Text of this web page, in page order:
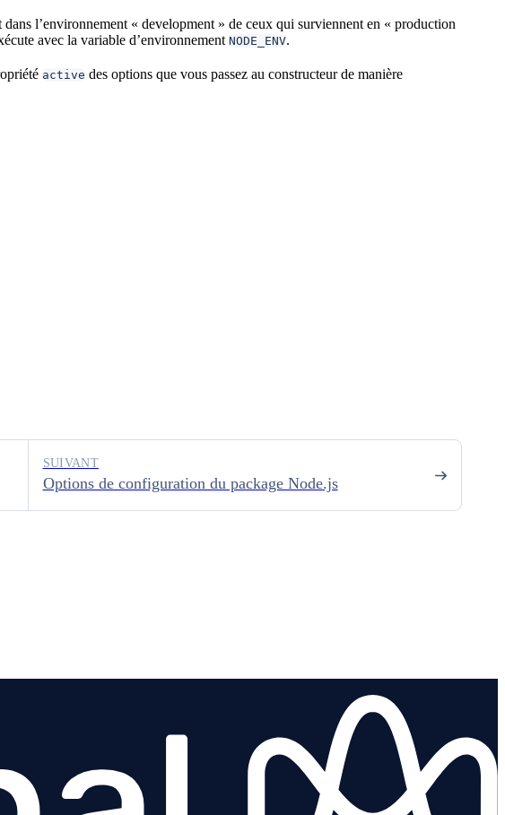
l’environnement « development » de ceux qui surviennent en « production
avec la variable d’environnementNODE_ENV.
active des options que vous passez au constructeur de manière
Options de configuration du package Node.js
SUIVANT